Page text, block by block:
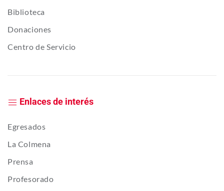
Biblioteca
Donaciones
Centro de Servicio
Enlaces de interés
Egresados
La Colmena
Prensa
Profesorado